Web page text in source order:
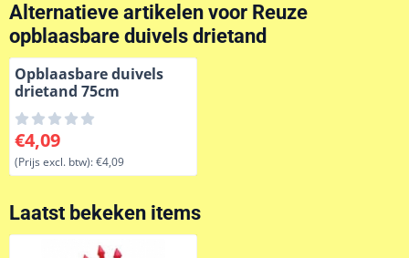
Alternatieve artikelen voor Reuze
opblaasbare duivels drietand
Opblaasbare duivels
drietand 75cm
Prijs: 4,09, exclusief btw: 4,09
€4,09
(Prijs excl. btw):€4,09
Laatst bekeken items